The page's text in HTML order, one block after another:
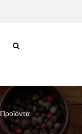
Προϊόντα